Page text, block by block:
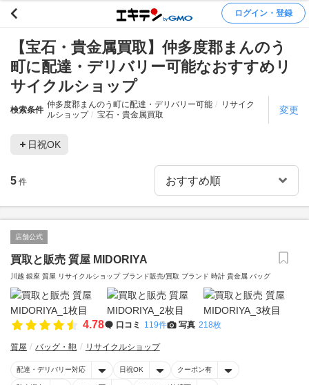
ログイン・登録
【宝石・貴金属買取】仲多度郡まんのう
町に配達・デリバリー可能なおすすめリ
サイクルショップ
検索条件
仲多度郡まんのう町に配達・デリバリー可能
リサイク
ルショップ
宝石・貴金属買取 変更
日祝OK
5 件
店舗公式
買取と販売 質屋 MIDORIYA
川越 銀座 質屋 リサイクルショップ ブランド販売/買取 ブランド 時計 貴金属 バッグ
4.78 口コミ 119件 写真 218枚
質屋 バッグ・鞄 リサイクルショップ
配達・デリバリー対応 日祝OK クーポン有